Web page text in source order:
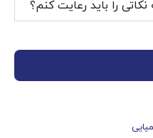
را باید رعایت کنم؟